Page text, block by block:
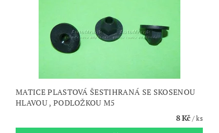
MATICE PLASTOVÁ ŠESTIHRANÁ SE SKOSENOU
HLAVOU , PODLOŽKOU M5
8 Kč/ ks